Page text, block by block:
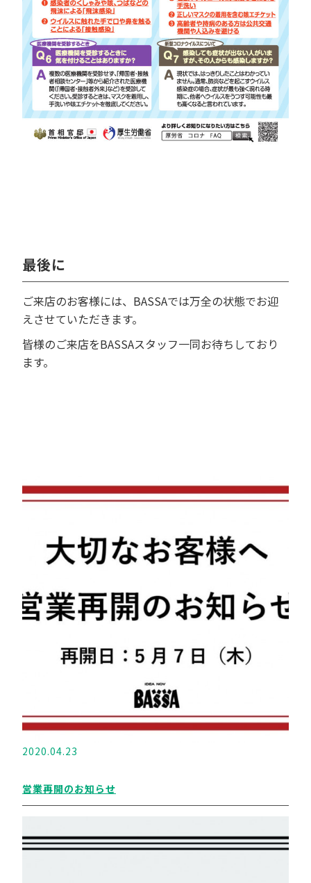
最後に
ご来店のお客様には、BASSAでは万全の状態でお迎
えさせていただきます。
皆様のご来店をBASSAスタッフ一同お待ちしており
ます。
2020.04.23
営業再開のお知らせ